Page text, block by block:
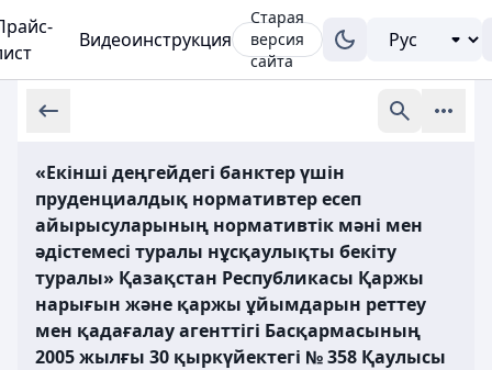
Видеоинструкция
Старая
версия
сайта
«Екінші деңгейдегі банктер үшін
пруденциалдық нормативтер есеп
айырысуларының нормативтік мәні мен
әдістемесі туралы нұсқаулықты бекіту
туралы» Қазақстан Республикасы Қаржы
нарығын және қаржы ұйымдарын реттеу
мен қадағалау агенттігі Басқармасының
2005 жылғы 30 қыркүйектегі № 358 Қаулысы